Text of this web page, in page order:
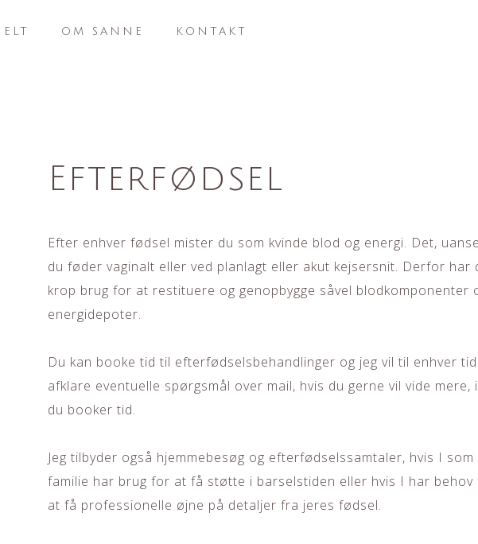
OM SANNE KONTAKT
Efterfødsel
Efter enhver fødsel mister du som kvinde blod og energi. Det,
du føder vaginalt eller ved planlagt eller akut kejsersnit. Derfor har
krop brug for at restituere og genopbygge såvel blodkomponenter
energidepoter.
Du kan booke tid til efterfødselsbehandlinger og jeg vil til enhver tid
afklare eventuelle spørgsmål over mail, hvis du gerne vil vide mere,
du booker tid.
Jeg tilbyder også hjemmebesøg og efterfødselssamtaler, hvis I som
familie har brug for at få støtte i barselstiden eller hvis I har behov
at få professionelle øjne på detaljer fra jeres fødsel.